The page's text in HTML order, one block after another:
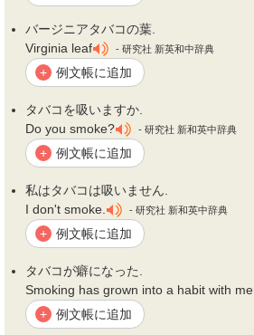
バージニアタバコの葉.
Virginia leaf
- 研究社 新英和中辞典
+ 例文帳に追加
タバコを吸いますか.
Do you smoke?
- 研究社 新和英中辞典
+ 例文帳に追加
私はタバコは吸いません.
I don't smoke.
- 研究社 新和英中辞典
+ 例文帳に追加
タバコが癖になった.
Smoking has grown into a habit with me.
+ 例文帳に追加